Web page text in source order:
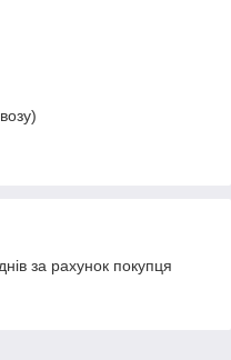
за рахунок покупця